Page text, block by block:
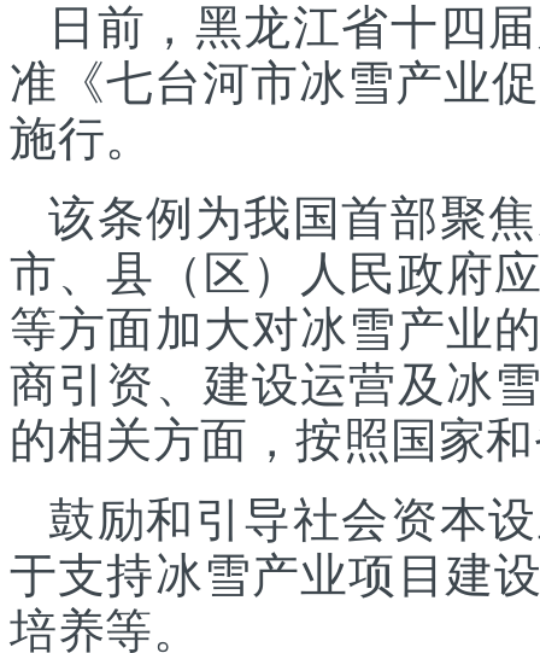
日前，黑龙江省十四
准《七台河市冰雪产业
施行。
该条例为我国首部聚
市、县（区）人民政府
等方面加大对冰雪产业
商引资、建设运营及冰
的相关方面，按照国家
鼓励和引导社会资本
于支持冰雪产业项目建
培养等。